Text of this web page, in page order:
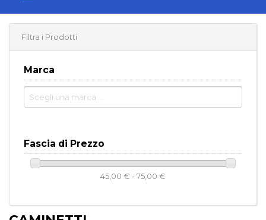
Filtra i Prodotti
Marca
Fascia di Prezzo
45,00 € - 75,00 €